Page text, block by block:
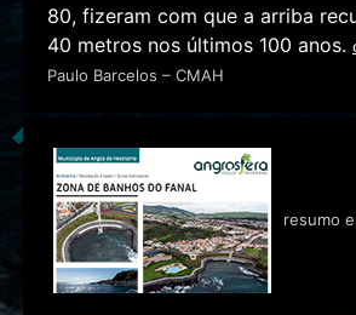
80, fizeram com que a arriba
40 metros nos últimos 100 anos.
Paulo Barcelos – CMAH
resumo